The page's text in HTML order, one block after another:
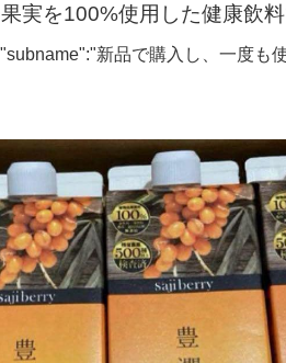
実を100%使用した健康飲
新品で購入し、一度も